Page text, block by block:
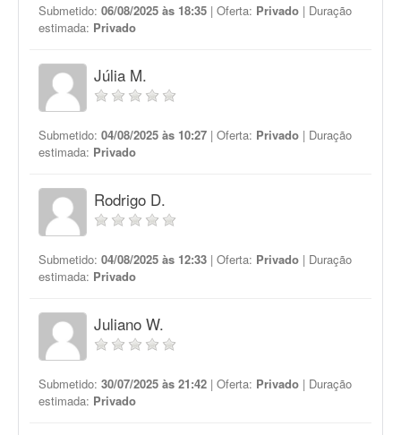
Submetido: 06/08/2025 às 18:35 | Oferta: Privado | Duração
estimada: Privado
Júlia M.
Submetido: 04/08/2025 às 10:27 | Oferta: Privado | Duração
estimada: Privado
Rodrigo D.
Submetido: 04/08/2025 às 12:33 | Oferta: Privado | Duração
estimada: Privado
Juliano W.
Submetido: 30/07/2025 às 21:42 | Oferta: Privado | Duração
estimada: Privado